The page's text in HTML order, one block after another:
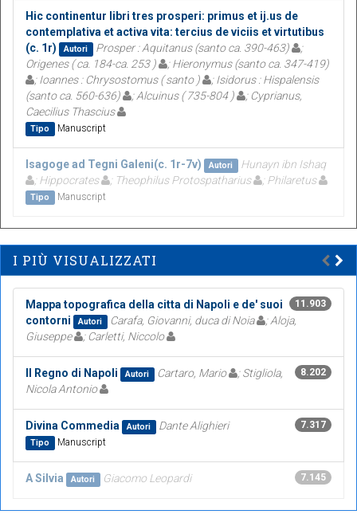
Hic continentur libri tres prosperi: primus et ij.us de
contemplativa et activa vita: tercius de viciis et virtutibus
(c. 1r)
Autori Prosper : Aquitanus (santo ca. 390-463)
;
Origenes ( ca. 184-ca. 253 )
; Hieronymus (santo ca. 347-419)
; Ioannes : Chrysostomus ( santo )
; Isidorus : Hispalensis
(santo ca. 560-636)
; Alcuinus ( 735-804 )
; Cyprianus,
Caecilius Thascius
Tipo Manuscript
Isagoge ad Tegni Galeni(c. 1r-7v) Autori
Hunayn ibn Ishaq
; Hippocrates
; Theophilus Protospatharius ; Philaretus
Tipo Manuscript
I PIÙ VISUALIZZATI
11.903
Mappa topografica della citta di Napoli e de' suoi
contorni
Autori Carafa, Giovanni, duca di Noia
; Aloja,
Giuseppe
; Carletti, Niccolo
8.202
Il Regno di Napoli Autori Cartaro, Mario
; Stigliola,
Nicola Antonio
7.317
Divina Commedia Autori Dante Alighieri
Tipo Manuscript
7.145
A Silvia Autori Giacomo Leopardi